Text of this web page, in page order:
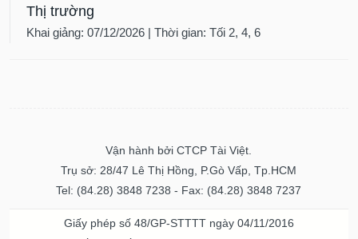
Thị trường
Khai giảng: 07/12/2026 | Thời gian: Tối 2, 4, 6
Vận hành bởi CTCP Tài Việt.
Trụ sở: 28/47 Lê Thị Hồng, P.Gò Vấp, Tp.HCM
Tel: (84.28) 3848 7238 - Fax: (84.28) 3848 7237
Giấy phép số 48/GP-STTTT ngày 04/11/2016